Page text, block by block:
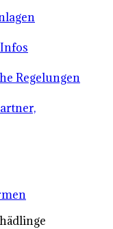
Regelungen